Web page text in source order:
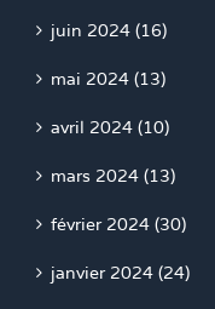
juin 2024 (16)
mai 2024 (13)
avril 2024 (10)
mars 2024 (13)
février 2024 (30)
janvier 2024 (24)